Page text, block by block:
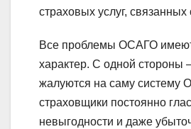
страховых услуг,
Все проблемы ОСАГО
характер. С одной стороны
жалуются на саму систему
страховщики постоянно
невыгодности и даже